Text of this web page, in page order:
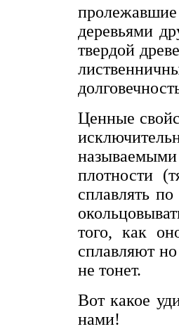
пролежавшие
деревьями
твердой
Ценные
плотности
сплавлять
того, как
сплавляют
не тонет.
Вот какое
нами!